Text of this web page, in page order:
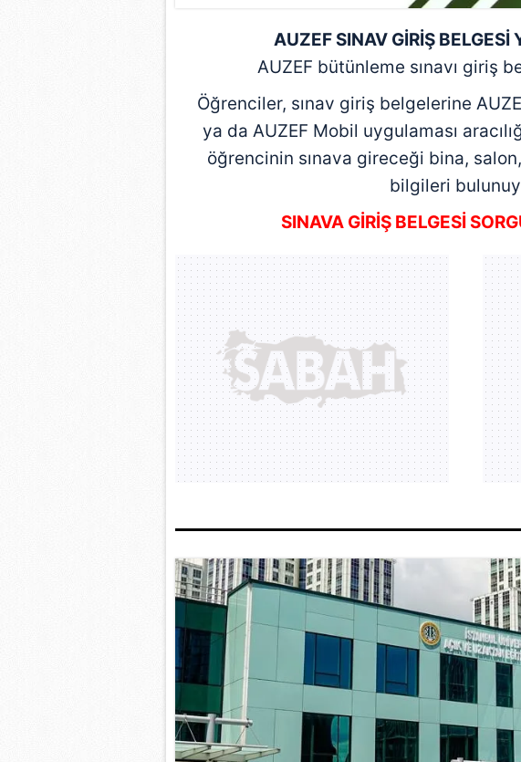
AUZEF SINAV GİRİŞ
AUZEF bütünleme sınavı giriş
Öğrenciler, sınav giriş belgelerine
ya da AUZEF Mobil uygulaması
öğrencinin sınava gireceği bina,
bilgileri
SINAVA GİRİŞ BELGESİ